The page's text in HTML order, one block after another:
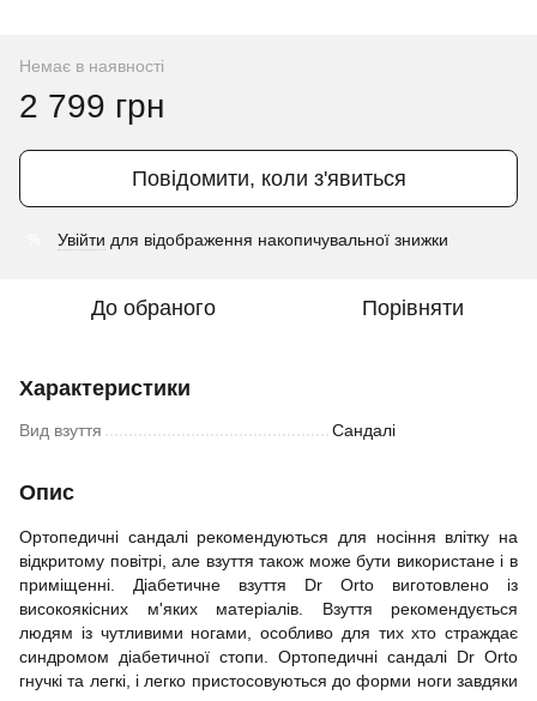
Немає в наявності
2 799 грн
Повідомити, коли з'явиться
Увійти для відображення накопичувальної знижки
До обраного Порівняти
Характеристики
Вид взуття Сандалі
Опис
Ортопедичні сандалі рекомендуються для носіння влітку на
відкритому повітрі, але взуття також може бути використане і в
приміщенні. Діабетичне взуття Dr Orto виготовлено із
високоякісних м'яких матеріалів. Взуття рекомендується
людям із чутливими ногами, особливо для тих хто страждає
синдромом діабетичної стопи. Ортопедичні сандалі Dr Orto
гнучкі та легкі, і легко пристосовуються до форми ноги завдяки